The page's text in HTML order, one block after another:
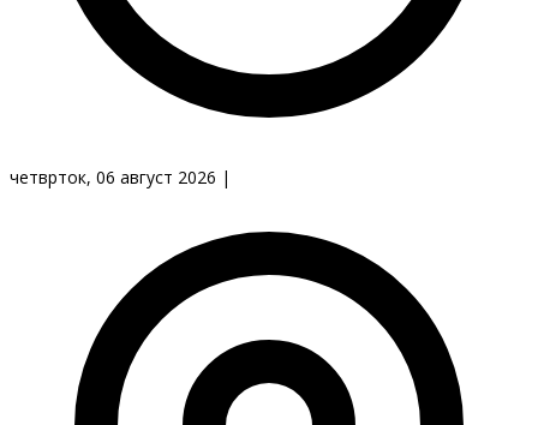
четврток, 06 август 2026 |